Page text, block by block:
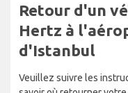
Retour d'un
Hertz à
d'Istanbul
Veuillez suivre les